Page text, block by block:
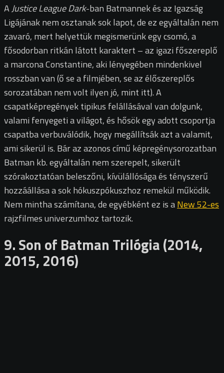
AJustice League Dark-ban Batmannek és az Igazság
Ligájának nem osztanak sok lapot, de ez egyáltalán nem
zavaró, mert helyettük megismerünk egy csomó, a
fősodorban ritkán látott karaktert – az igazi főszereplő
a marcona Constantine, aki lényegében mindenkivel
rosszban van (ő se a filmjében, se az élőszereplős
sorozatában nem volt ilyen jó, mint itt). A
csapatképregények tipikus felállásával van dolgunk,
valami fenyegeti a világot, és hősök egy adott csoportja
csapatba verbuválódik, hogy megállítsák azt a valamit,
ami sikerül is. Bár az azonos című képregénysorozatban
Batman kb. egyáltalán nem szerepelt, sikerült
szórakoztatóan beleszőni, kívülállósága és tényszerű
hozzáállása a sok hókuszpókuszhoz remekül működik.
Nem mintha számítana, de egyébként ez is aNew 52-es
rajzfilmes univerzumhoz tartozik.
9. Son of Batman Trilógia (2014,
2015, 2016)